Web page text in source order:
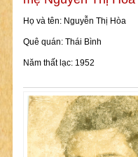
Họ và tên: Nguyễn Thị Hòa
Quê quán: Thái Bình
Năm thất lạc: 1952